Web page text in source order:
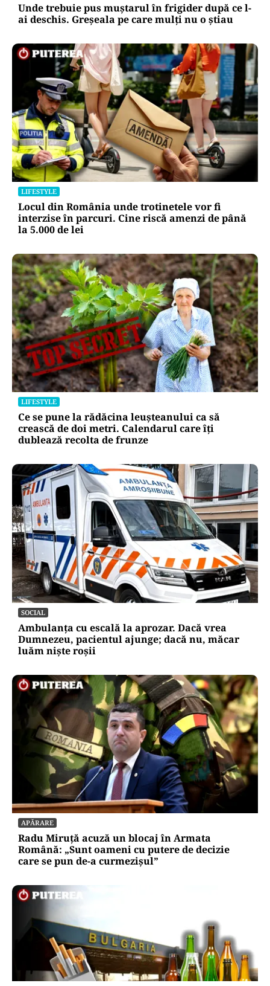
Unde trebuie pus muștarul în frigider după ce l-
ai deschis. Greșeala pe care mulți nu o știau
LIFESTYLE
Locul din România unde trotinetele vor fi
interzise în parcuri. Cine riscă amenzi de până
la 5.000 de lei
LIFESTYLE
Ce se pune la rădăcina leușteanului ca să
crească de doi metri. Calendarul care îți
dublează recolta de frunze
SOCIAL
Ambulanța cu escală la aprozar. Dacă vrea
Dumnezeu, pacientul ajunge; dacă nu, măcar
luăm niște roșii
APĂRARE
Radu Miruță acuză un blocaj în Armata
Română: „Sunt oameni cu putere de decizie
care se pun de-a curmezișul”